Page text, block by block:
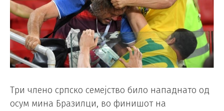
Три члено српско семејство било нападнато од
осум мина Бразилци, во финишот на